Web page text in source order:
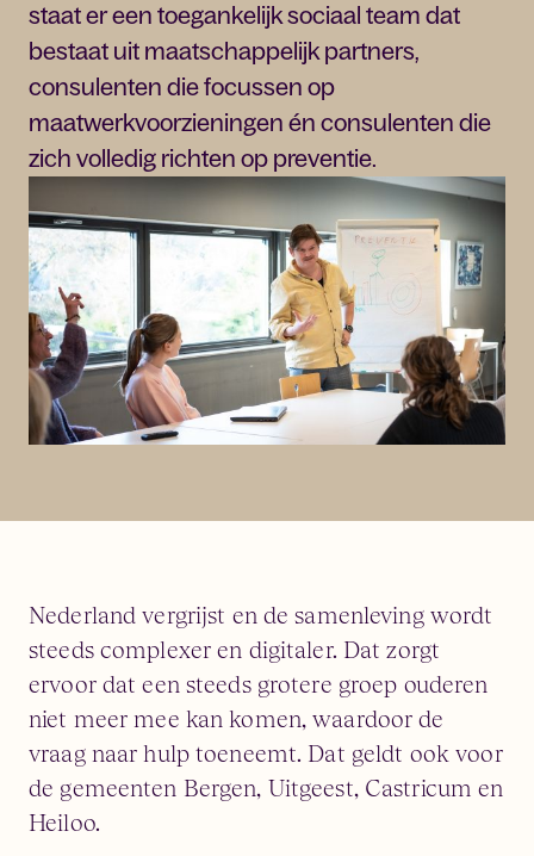
staat er een toegankelijk sociaal team dat
bestaat uit maatschappelijk partners,
consulenten die focussen op
maatwerkvoorzieningen én consulenten die
zich volledig richten op preventie.
Nederland vergrijst en de samenleving wordt
steeds complexer en digitaler. Dat zorgt
ervoor dat een steeds grotere groep ouderen
niet meer mee kan komen, waardoor de
vraag naar hulp toeneemt. Dat geldt ook voor
de gemeenten Bergen, Uitgeest, Castricum en
Heiloo.